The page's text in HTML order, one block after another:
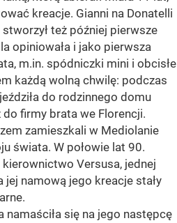
kreacje. Gianni na Donatelli
też później pierwsze
opiniowała i jako pierwsza
m.in. spódniczki mini i obcisłe
każdą wolną chwilę: podczas
do rodzinnego domu
firmy brata we Florencji.
zamieszkali w Mediolanie
świata. W połowie lat 90.
kierownictwo Versusa, jednej
jej namową jego kreacje stały
się na jego następcę